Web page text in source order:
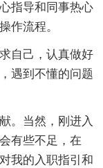
指导和同事热心
作流程。
自己，认真做好
遇到不懂的问题
。当然，刚进入
有些不足，在
我的入职指引和